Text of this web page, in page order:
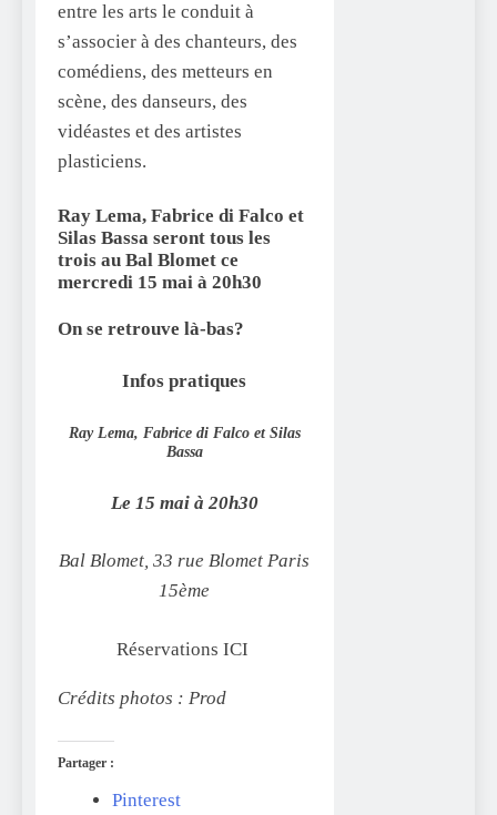
entre les arts le conduit à
s’associer à des chanteurs, des
comédiens, des metteurs en
scène, des danseurs, des
vidéastes et des artistes
plasticiens.
Ray Lema, Fabrice di Falco et
Silas Bassa seront tous les
trois au Bal Blomet ce
mercredi 15 mai à 20h30
On se retrouve là-bas?
Infos pratiques
Ray Lema, Fabrice di Falco et Silas
Bassa
Le 15 mai à 20h30
Bal Blomet, 33 rue Blomet Paris
15ème
Réservations ICI
Crédits photos : Prod
Partager :
Pinterest